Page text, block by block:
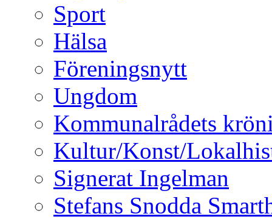
Sport
Hälsa
Föreningsnytt
Ungdom
Kommunalrådets
Kultur/Konst/
Signerat Ingelman
Stefans Snodda